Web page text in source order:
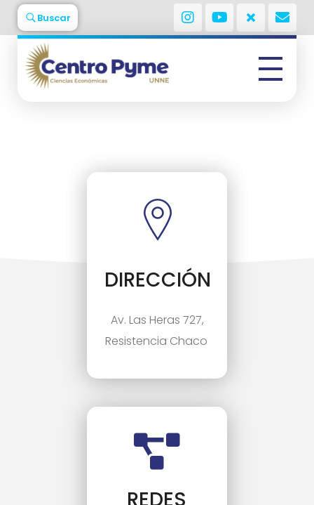
Buscar
DIRECCIÓN
Av. Las Heras 727,
Resistencia Chaco